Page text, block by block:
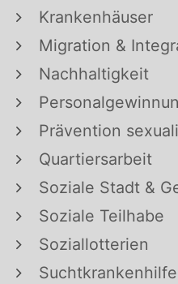
Krankenhäuser
Migration &
Nachhaltigkeit
Prävention
Quartiersarbeit
Soziale Stadt &
Soziale Teilhabe
Soziallotterien
Suchtkrankenhilfe